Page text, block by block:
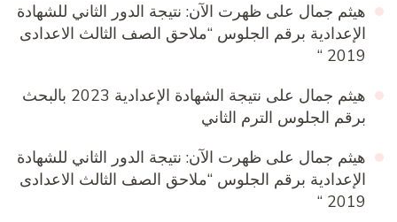
هيثم جمال على ظهرت الآن: نتيجة الدور الثاني للشهادة
الإعدادية برقم الجلوس “ملاحق الصف الثالث الاعدادى
2019 “
هيثم جمال على
نتيجة الشهادة الإعدادية 2023 بالبحث
برقم الجلوس الترم الثاني
هيثم جمال على ظهرت الآن: نتيجة الدور الثاني للشهادة
الإعدادية برقم الجلوس “ملاحق الصف الثالث الاعدادى
2019 “